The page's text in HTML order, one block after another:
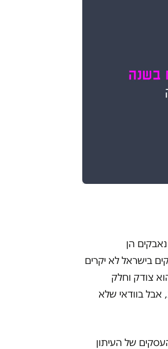
הן
בישראל לא יקרים
צודק וחלק
אבל בוודאי שלא
העסקים של העיתון